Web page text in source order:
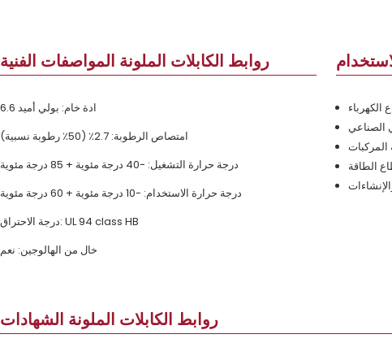
روابط الكابلات الملونة المواصفات الفنية
ادة خام: بولي أميد 6.6
امتصاص الرطوبة: 2.7٪ (50٪ رطوبة نسبية)
درجة حرارة التشغيل: -40 درجة مئوية + 85 درجة مئوية
درجة حرارة الاستخدام: -10 درجة مئوية + 60 درجة مئوية
درجة الاحتراق: UL 94 class HB
خال من الهالوجين: نعم
الكهرباء
الصناعي
الطاقة
روابط الكابلات الملونة الشهادات